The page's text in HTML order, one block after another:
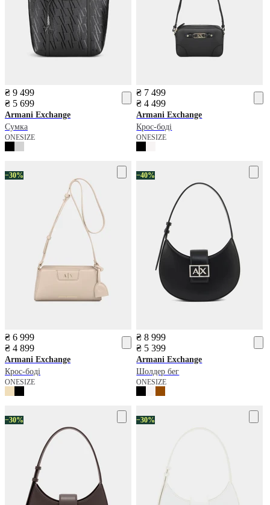
₴ 9 499
₴ 5 699
Armani Exchange
Сумка
ONESIZE
₴ 7 499
₴ 4 499
Armani Exchange
Крос-боді
ONESIZE
−30%
₴ 6 999
₴ 4 899
Armani Exchange
Крос-боді
ONESIZE
−40%
₴ 8 999
₴ 5 399
Armani Exchange
Шолдер бег
ONESIZE
−30% −30%